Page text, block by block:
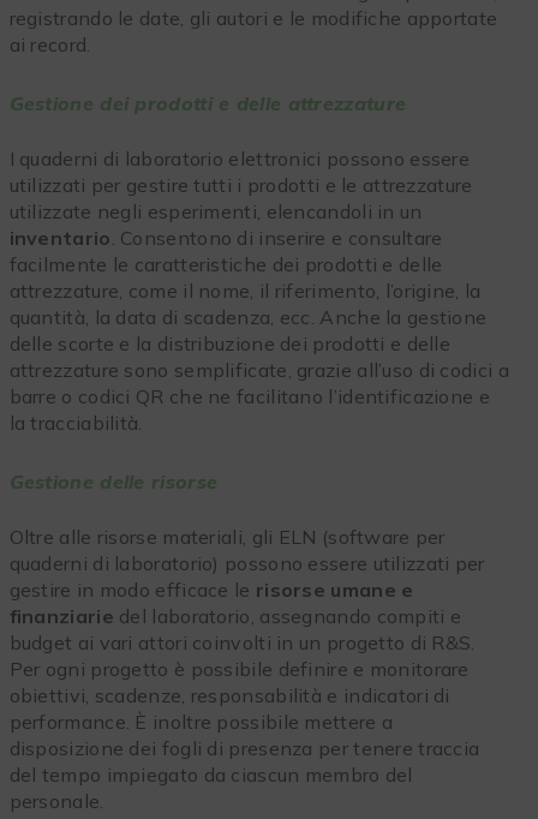
registrando le date, gli autori e le modifiche apportate
ai record.
Gestione dei prodotti e delle attrezzature
I quaderni di laboratorio elettronici possono essere
utilizzati per gestire tutti i prodotti e le attrezzature
utilizzate negli esperimenti, elencandoli in un
inventario . Consentono di inserire e consultare
facilmente le caratteristiche dei prodotti e delle
attrezzature, come il nome, il riferimento, l’origine, la
quantità, la data di scadenza, ecc. Anche la gestione
delle scorte e la distribuzione dei prodotti e delle
attrezzature sono semplificate, grazie all’uso di codici a
barre o codici QR che ne facilitano l’identificazione e
la tracciabilità.
Gestione delle risorse
Oltre alle risorse materiali, gli ELN (software per
quaderni di laboratorio) possono essere utilizzati per
gestire in modo efficace le risorse umane e
finanziarie del laboratorio, assegnando compiti e
budget ai vari attori coinvolti in un progetto di R&S.
Per ogni progetto è possibile definire e monitorare
obiettivi, scadenze, responsabilità e indicatori di
performance. È inoltre possibile mettere a
disposizione dei fogli di presenza per tenere traccia
del tempo impiegato da ciascun membro del
personale.